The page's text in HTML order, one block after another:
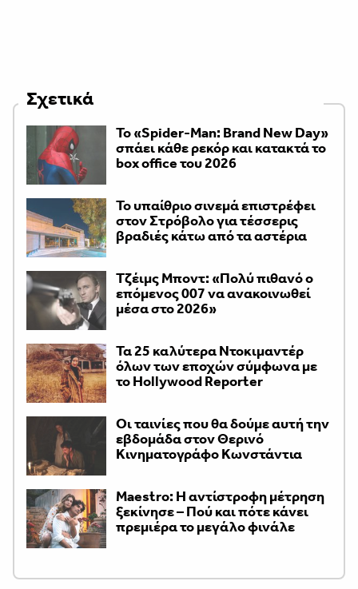
Σχετικά
Το «Spider-Man: Brand New Day»
σπάει κάθε ρεκόρ και κατακτά το
box office του 2026
Το υπαίθριο σινεμά επιστρέφει
στον Στρόβολο για τέσσερις
βραδιές κάτω από τα αστέρια
Τζέιμς Μποντ: «Πολύ πιθανό ο
επόμενος 007 να ανακοινωθεί
μέσα στο 2026»
Τα 25 καλύτερα Ντοκιμαντέρ
όλων των εποχών σύμφωνα με
το Hollywood Reporter
Οι ταινίες που θα δούμε αυτή την
εβδομάδα στον Θερινό
Κινηματογράφο Κωνστάντια
Maestro: Η αντίστροφη μέτρηση
ξεκίνησε – Πού και πότε κάνει
πρεμιέρα το μεγάλο φινάλε